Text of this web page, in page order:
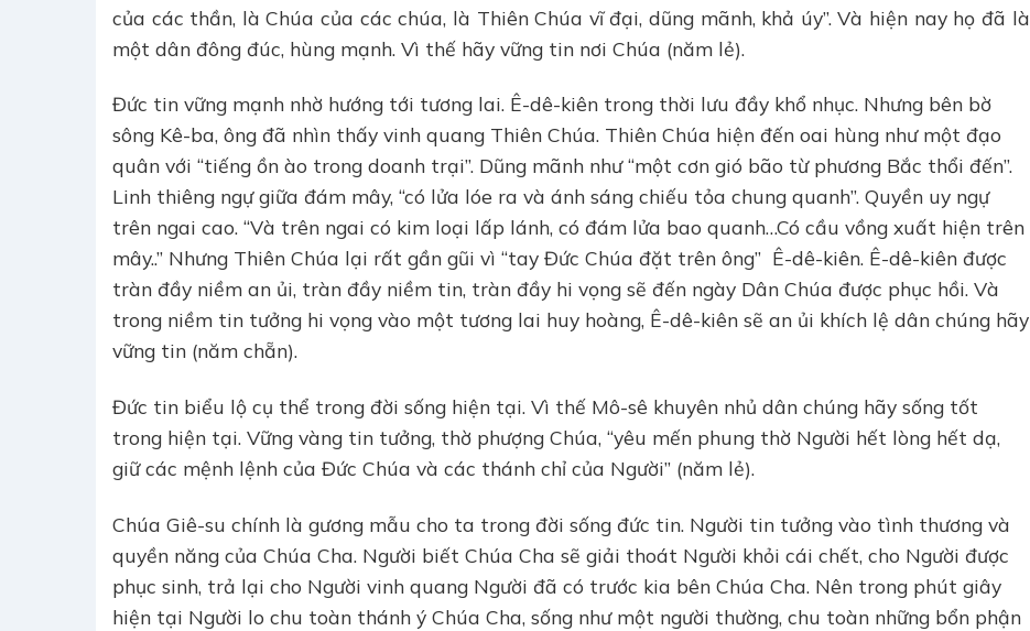
của các thần, là Chúa của các chúa, là Thiên Chúa vĩ đại, dũng mãnh, khả úy”. Và hiện nay họ đã là
một dân đông đúc, hùng mạnh. Vì thế hãy vững tin nơi Chúa (năm lẻ).
Đức tin vững mạnh nhờ hướng tới tương lai. Ê-dê-kiên trong thời lưu đầy khổ nhục. Nhưng bên bờ
sông Kê-ba, ông đã nhìn thấy vinh quang Thiên Chúa. Thiên Chúa hiện đến oai hùng như một đạo
quân với “tiếng ồn ào trong doanh trại”. Dũng mãnh như “một cơn gió bão từ phương Bắc thổi đến”.
Linh thiêng ngự giữa đám mây, “có lửa lóe ra và ánh sáng chiếu tỏa chung quanh”. Quyền uy ngự
trên ngai cao. “Và trên ngai có kim loại lấp lánh, có đám lửa bao quanh…Có cầu vồng xuất hiện trên
mây..” Nhưng Thiên Chúa lại rất gần gũi vì “tay Đức Chúa đặt trên ông” Ê-dê-kiên. Ê-dê-kiên được
tràn đầy niềm an ủi, tràn đầy niềm tin, tràn đầy hi vọng sẽ đến ngày Dân Chúa được phục hồi. Và
trong niềm tin tưởng hi vọng vào một tương lai huy hoàng, Ê-dê-kiên sẽ an ủi khích lệ dân chúng hãy
vững tin (năm chẵn).
Đức tin biểu lộ cụ thể trong đời sống hiện tại. Vì thế Mô-sê khuyên nhủ dân chúng hãy sống tốt
trong hiện tại. Vững vàng tin tưởng, thờ phượng Chúa, “yêu mến phung thờ Người hết lòng hết dạ,
giữ các mệnh lệnh của Đức Chúa và các thánh chỉ của Người” (năm lẻ).
Chúa Giê-su chính là gương mẫu cho ta trong đời sống đức tin. Người tin tưởng vào tình thương và
quyền năng của Chúa Cha. Người biết Chúa Cha sẽ giải thoát Người khỏi cái chết, cho Người được
phục sinh, trả lại cho Người vinh quang Người đã có trước kia bên Chúa Cha. Nên trong phút giây
hiện tại Người lo chu toàn thánh ý Chúa Cha, sống như một người thường, chu toàn những bổn phận